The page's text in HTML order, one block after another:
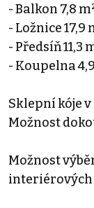
- Balkon 7,8
- Ložnice 17,9
- Předsíň 11,3
- Koupelna
Sklepní kóje v
Možnost
Možnost
interiérových